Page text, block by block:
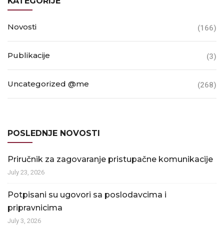
Novosti (166)
Publikacije (3)
Uncategorized @me (268)
POSLEDNJE NOVOSTI
Priručnik za zagovaranje pristupačne komunikacije
July 23, 2026
Potpisani su ugovori sa poslodavcima i
pripravnicima
July 3, 2026